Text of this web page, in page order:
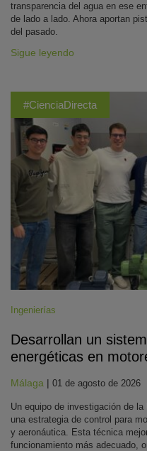
transparencia del agua en ese
de lado a lado. Ahora aportan
del pasado.
Sigue leyendo
#CienciaDirecta
Ingenierías
Desarrollan un
energéticas en
Málaga | 01 de agosto de 2026
Un equipo de investigación de
una estrategia de control para
y aeronáutica. Esta técnica
funcionamiento más adecuado,